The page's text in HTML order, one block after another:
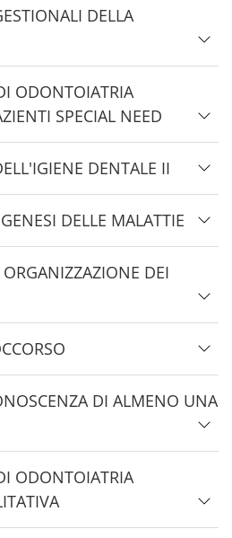
DELLA
ODONTOIATRIA
SPECIAL NEED
DENTALE II
DELLE MALATTIE
DEI
DI ALMENO UNA
ODONTOIATRIA